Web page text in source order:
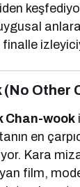
finalle
(No Other
Chan-wook
en
Kara
film,